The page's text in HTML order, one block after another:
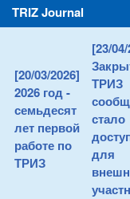
TRIZ Journal
[20/03/2026]
2026 год -
семьдесят
лет первой
работе по
ТРИЗ
[23/
ТРИЗ
стало
для